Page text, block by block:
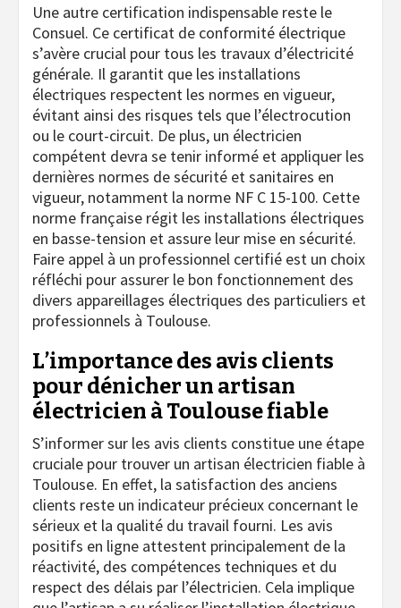
Une autre certification indispensable reste le
Consuel. Ce certificat de conformité électrique
s’avère crucial pour tous les travaux d’électricité
générale. Il garantit que les installations
électriques respectent les normes en vigueur,
évitant ainsi des risques tels que l’électrocution
ou le court-circuit. De plus, un électricien
compétent devra se tenir informé et appliquer les
dernières normes de sécurité et sanitaires en
vigueur, notamment la norme NF C 15-100. Cette
norme française régit les installations électriques
en basse-tension et assure leur mise en sécurité.
Faire appel à un professionnel certifié est un choix
réfléchi pour assurer le bon fonctionnement des
divers appareillages électriques des particuliers et
professionnels à Toulouse.
L’importance des avis clients
pour dénicher un artisan
électricien à Toulouse fiable
S’informer sur les avis clients constitue une étape
cruciale pour trouver un artisan électricien fiable à
Toulouse. En effet, la satisfaction des anciens
clients reste un indicateur précieux concernant le
sérieux et la qualité du travail fourni. Les avis
positifs en ligne attestent principalement de la
réactivité, des compétences techniques et du
respect des délais par l’électricien. Cela implique